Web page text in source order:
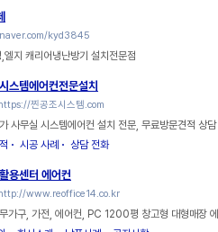
kyd3845
엘지 캐리어냉난방기 설치전문점
스템에어컨전문설치
찐공조시스템.com
사무실 시스템에어컨 설치 전문, 무료방문견적 상담
시공 사례 상담 전화
용센터 에어컨
www.reoffice14.co.kr
가구, 가전, 에어컨, PC 1200평 창고형 대형매장